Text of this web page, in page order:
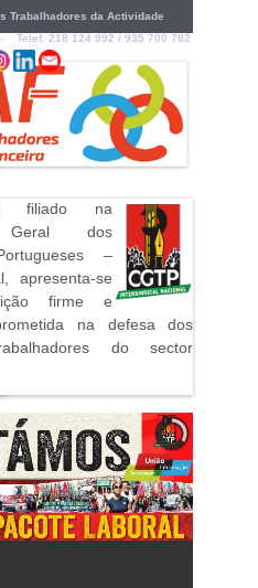
da Actividade
218 124 992 / 935 700 782
filiado na
Geral dos
–
apresenta-se
firme e
na defesa dos
do sector